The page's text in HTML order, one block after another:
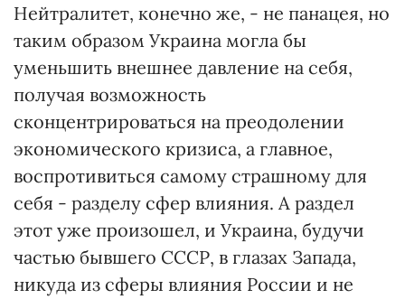
Нейтралитет, конечно же, - не панацея, но
таким образом Украина могла бы
уменьшить внешнее давление на себя,
получая возможность
сконцентрироваться на преодолении
экономического кризиса, а главное,
воспротивиться самому страшному для
себя - разделу сфер влияния. А раздел
этот уже произошел, и Украина, будучи
частью бывшего СССР, в глазах Запада,
никуда из сферы влияния России и не